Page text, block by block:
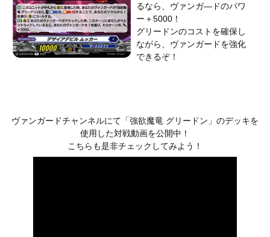
るなら、ヴァンガ―ドのパワ
ー＋5000！
グリードンのコストを確保し
ながら、ヴァンガードを強化
できるぞ！
ヴァンガードチャンネルにて「強欲魔竜 グリードン」のデッキを
使用した対戦動画を公開中！
こちらも是非チェックしてみよう！